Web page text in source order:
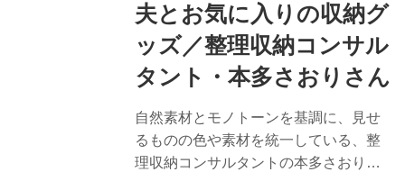
夫とお気に入りの収納グ
ッズ／整理収納コンサル
タント・本多さおりさん
自然素材とモノトーンを基調に、見せ
るものの色や素材を統一している、整
理収納コンサルタントの本多さおりさ